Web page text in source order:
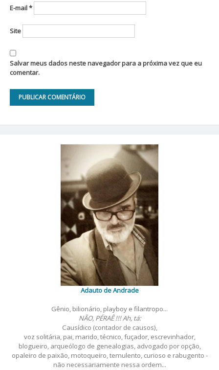
E-mail*
Site
Salvar meus dados neste navegador para a próxima vez que eu
comentar.
Adauto de Andrade
Gênio, bilionário, playboy e filantropo...
NÃO, PÉRAÊ !!! Ah, tá:
Causídico (contador de causos),
voz solitária, pai, marido, técnico, fuçador, escrevinhador,
blogueiro, arqueólogo de genealogias, advogado por opção,
opaleiro de paixão, motoqueiro, temulento, curioso e rabugento -
não necessariamente nessa ordem...